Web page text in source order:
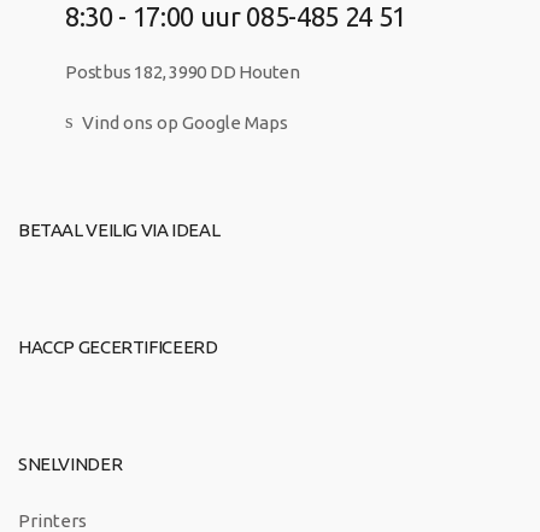
8:30 - 17:00 uur 085-485 24 51
Postbus 182, 3990 DD Houten
Vind ons op Google Maps
BETAAL VEILIG VIA IDEAL
HACCP GECERTIFICEERD
SNELVINDER
Printers